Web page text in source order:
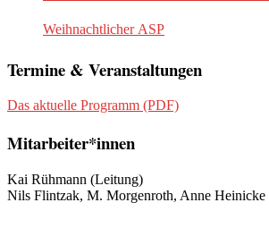
Weihnachtlicher ASP
Termine & Veranstaltungen
Das aktuelle Programm (PDF)
Mitarbeiter*innen
Kai Rühmann (Leitung)
Nils Flintzak, M. Morgenroth, Anne Heinicke